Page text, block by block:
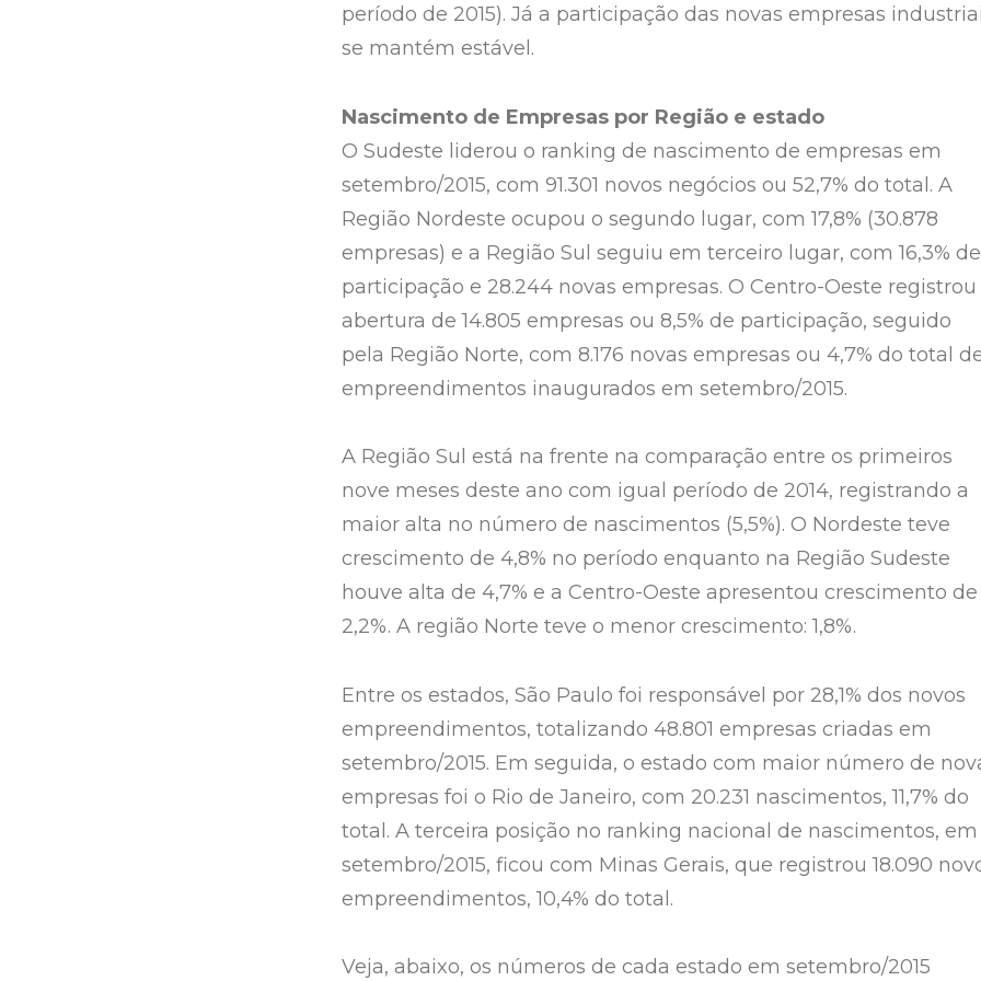
período de 2015). Já a participação das novas empresas
se mantém estável.
Nascimento de Empresas por Região e estado
O Sudeste liderou o ranking de nascimento de empresas em
setembro/2015, com 91.301 novos negócios ou 52,7% do total. A
Região Nordeste ocupou o segundo lugar, com 17,8% (30.878
empresas) e a Região Sul seguiu em terceiro lugar, com 16,3% de
participação e 28.244 novas empresas. O Centro-Oeste registrou
abertura de 14.805 empresas ou 8,5% de participação, seguido
pela Região Norte, com 8.176 novas empresas ou 4,7% do total
empreendimentos inaugurados em setembro/2015.
A Região Sul está na frente na comparação entre os primeiros
nove meses deste ano com igual período de 2014, registrando a
maior alta no número de nascimentos (5,5%). O Nordeste teve
crescimento de 4,8% no período enquanto na Região Sudeste
houve alta de 4,7% e a Centro-Oeste apresentou crescimento de
2,2%. A região Norte teve o menor crescimento: 1,8%.
Entre os estados, São Paulo foi responsável por 28,1% dos novos
empreendimentos, totalizando 48.801 empresas criadas em
setembro/2015. Em seguida, o estado com maior número de
empresas foi o Rio de Janeiro, com 20.231 nascimentos, 11,7% do
total. A terceira posição no ranking nacional de nascimentos, em
setembro/2015, ficou com Minas Gerais, que registrou 18.090
empreendimentos, 10,4% do total.
Veja, abaixo, os números de cada estado em setembro/2015